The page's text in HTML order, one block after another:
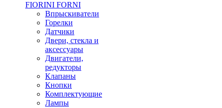
FIORINI FORNI
Впрыскиватели
Горелки
Датчики
Двери, стекла и
аксессуары
Двигатели,
редукторы
Клапаны
Кнопки
Комплектующие
Лампы